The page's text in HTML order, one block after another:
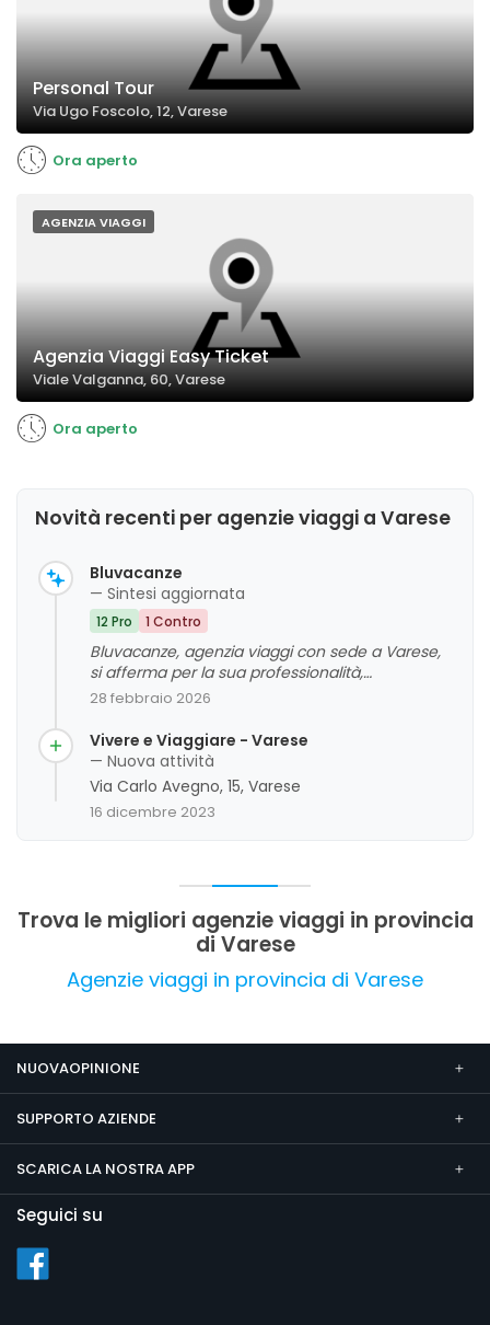
Personal Tour
Via Ugo Foscolo, 12, Varese
Ora aperto
AGENZIA VIAGGI
Agenzia Viaggi Easy Ticket
Viale Valganna, 60, Varese
Ora aperto
Novità recenti per agenzie viaggi a Varese
Bluvacanze
— Sintesi aggiornata
12 Pro 1 Contro
Bluvacanze, agenzia viaggi con sede a Varese,
si afferma per la sua professionalità,
competenza e disponibilità, ricevendo giudizi
clientela. I clienti evidenziano un servizio cortese,
organizzazione efficace e un rapporto qualità-
prezzo soddisfacente. Si rileva inoltre un forte
apprezzamento per la capacità dello staff di
soddisfare le esigenze e offrire assistenza anche
punto di riferimento affidabile per le vacanze e
28 febbraio 2026
Vivere e Viaggiare - Varese
— Nuova attività
Via Carlo Avegno, 15, Varese
16 dicembre 2023
Trova le migliori agenzie viaggi in provincia
di Varese
Agenzie viaggi in provincia di Varese
NUOVAOPINIONE
SUPPORTO AZIENDE
SCARICA LA NOSTRA APP
Seguici su